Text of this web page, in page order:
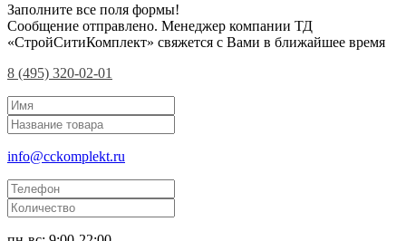
Заполните все поля формы!
Сообщение отправлено. Менеджер компании ТД
«СтройСитиКомплект» свяжется с Вами в ближайшее время
8 (495) 320-02-01
info@cckomplekt.ru